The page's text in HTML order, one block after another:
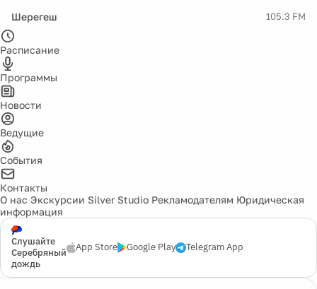
Шерегеш 105.3 FM
Расписание
Программы
Новости
Ведущие
События
Контакты
О нас Экскурсии Silver Studio Рекламодателям Юридическая
информация
Слушайте
Серебряный
дождь
App Store Google Play Telegram App